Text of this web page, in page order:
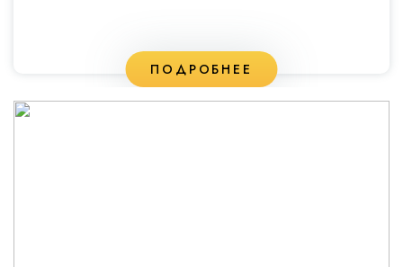
ПОДРОБНЕЕ